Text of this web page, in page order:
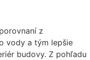
z
vody a tým lepšie
budovy. Z pohľadu